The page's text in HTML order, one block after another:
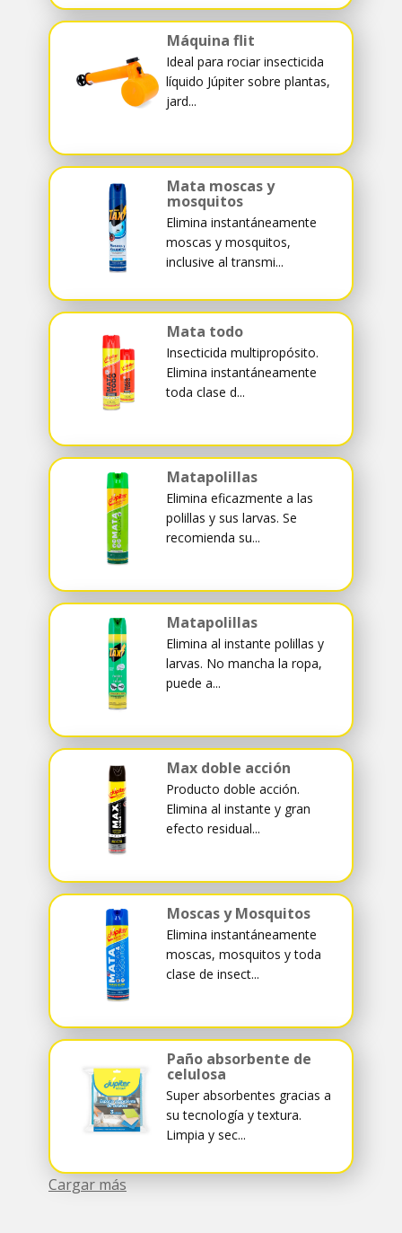
Máquina flit
Ideal para rociar insecticida
líquido Júpiter sobre plantas,
jard...
Mata moscas y
mosquitos
Elimina instantáneamente
moscas y mosquitos,
inclusive al transmi...
Mata todo
Insecticida multipropósito.
Elimina instantáneamente
toda clase d...
Matapolillas
Elimina eficazmente a las
polillas y sus larvas. Se
recomienda su...
Matapolillas
Elimina al instante polillas y
larvas. No mancha la ropa,
puede a...
Max doble acción
Producto doble acción.
Elimina al instante y gran
efecto residual...
Moscas y Mosquitos
Elimina instantáneamente
moscas, mosquitos y toda
clase de insect...
Paño absorbente de
celulosa
Super absorbentes gracias a
su tecnología y textura.
Limpia y sec...
Cargar más